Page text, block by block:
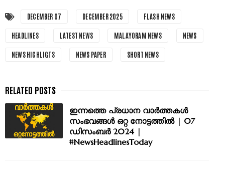
DECEMBER 07 DECEMBER 2025 FLASH NEWS
HEADLINES LATEST NEWS MALAYORAM NEWS NEWS
NEWS HIGHLIGTS NEWS PAPER SHORT NEWS
ഇന്നത്തെ പ്രധാന വാർത്തകൾ
സംഭവങ്ങൾ ഒറ്റ നോട്ടത്തിൽ | 07
ഡിസംബർ 2024 |
#NewsHeadlinesToday